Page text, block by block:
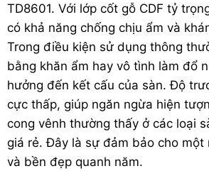
TD8601. Với lớp cốt gỗ CDF tỷ
có khả năng chống chịu ẩm và
Trong điều kiện sử dụng thông
bằng khăn ẩm hay vô tình làm đổ
hưởng đến kết cấu của sàn. Độ
cực thấp, giúp ngăn ngừa hiện
cong vênh thường thấy ở các loại
giá rẻ.Đây là sự đảm bảo cho một
và bền đẹp quanh năm.